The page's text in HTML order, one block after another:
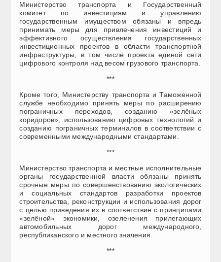
Министерство транспорта и Государственный
комитет по инвестициям и управлению
государственным имуществом обязаны и впредь
принимать меры для привлечения инвестиций и
эффективного осуществления государственных
инвестиционных проектов в области транспортной
инфраструктуры, в том числе проекта единой сети
цифрового контроля над весом грузового транспорта.
***
Кроме того, Министерству транспорта и Таможенной
службе необходимо принять меры по расширению
пограничных переходов, созданию «зелёных
коридоров», использованию цифровых технологий и
созданию пограничных терминалов в соответствии с
современными международными стандартами.
***
Министерство транспорта и местные исполнительные
органы государственной власти обязаны принять
срочные меры по совершенствованию экологических
и социальных стандартов разработки проектов
строительства, реконструкции и использования дорог
с целью приведения их в соответствие с принципами
«зелёной» экономики, озеленения прилегающих
автомобильных дорог международного,
республиканского и местного значения.
***